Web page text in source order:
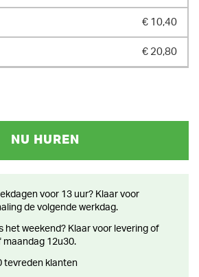
€ 10,40
€ 20,80
NU HUREN
de volgende werkdag.
maandag 12u30.
tevreden klanten